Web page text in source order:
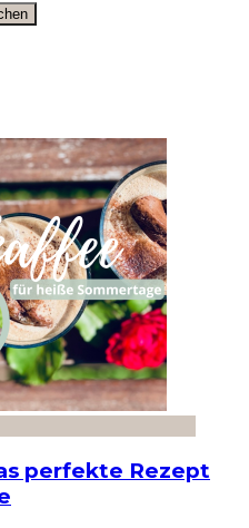
perfekte Rezept